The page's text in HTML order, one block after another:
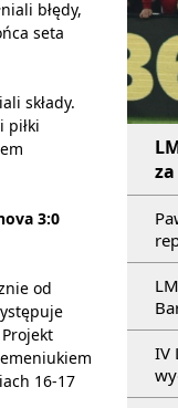
IV
błędy,
seta
składy.
piłki
3:0
od
16-17